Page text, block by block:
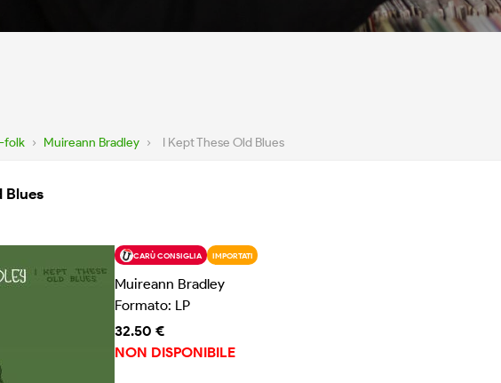
folk › Muireann Bradley › I Kept These Old Blues
Blues
CARÙ CONSIGLIA IMPORTATI
Muireann Bradley
Formato: LP
32.50 €
NON DISPONIBILE